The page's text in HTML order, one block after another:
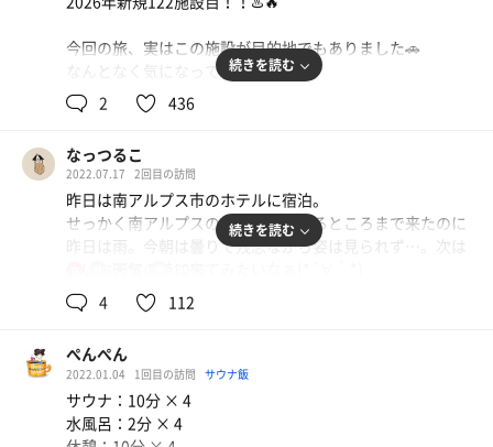
今回の旅、実はこの施設が目的地でもありました🚗
なんとなく気になっていた施設。
場所は山梨県南部町。もはや静岡県がかなり近いエリア🌿
到着してまず思ったのが、「え、めっちゃ今風じゃん！」
😳
館内はかなり綺麗で、受付を済ませるとコミックエリアが
また魅力的…。
さらに、🛋️リクライニングエリア🏠巣ごもりスペース📺テ
レビエリア
続きを読む
2 436
なっつるこ
2022.07.17 2回目の訪問
昨日は南アルプス市のホテルに宿泊。
せっかく南アルプスの山々が見られるところまで来たのに
昨日は雨。今朝は曇りで残念ながら姿は見られず…。次は
ホテルをチェックアウトして、中部横断自動車道使ってな
鍵のない靴箱に靴を入れ(靴箱の番号を覚えておかないと
帰りに困ってしまうので注意です)、受付で入館料の精
算。
続きを読む
4 112
ぺんぺん
2022.01.04 1回目の訪問 サウナ飯
サウナ：10分 × 4
水風呂：2分 × 4